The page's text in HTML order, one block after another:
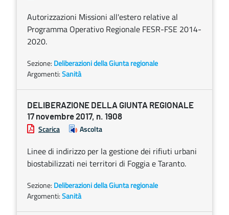
Autorizzazioni Missioni all'estero relative al
Programma Operativo Regionale FESR-FSE 2014-
2020.
Sezione: Deliberazioni della Giunta regionale
Argomenti:Sanità
DELIBERAZIONE DELLA GIUNTA REGIONALE
17 novembre 2017, n. 1908
Scarica Ascolta
Linee di indirizzo per la gestione dei rifiuti urbani
biostabilizzati nei territori di Foggia e Taranto.
Sezione: Deliberazioni della Giunta regionale
Argomenti:Sanità